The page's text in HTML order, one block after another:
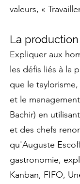
valeurs, «
La production
Expliquer aux
les défis liés à la
que le
et le
Bachir) en
et des chefs
qu'Auguste
gastronomie,
Kanban, FIFO,